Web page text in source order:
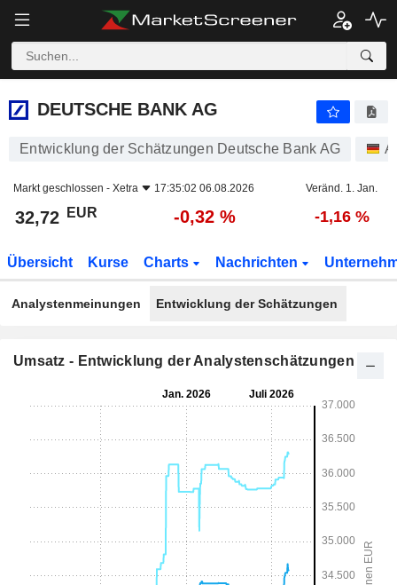
DEUTSCHE BANK AG
DEUTSCHE BANK AG
Entwicklung der Schätzungen Deutsche Bank AG
Markt geschlossen - Xetra 17:35:02 06.08.2026 Veränd. 1. Jan.
32,72 EUR -0,32 % -1,16 %
Übersicht Kurse Charts Nachrichten
Analystenmeinungen Entwicklung der Schätzungen
Umsatz - Entwicklung der Analystenschätzungen